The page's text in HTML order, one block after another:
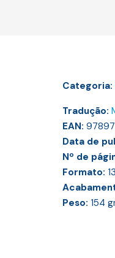
Categoria:
Tradução:
EAN:
Data de
Nº de
Formato:
Peso: 154